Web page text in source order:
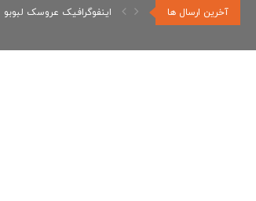
آخرین ارسال ها اینفوگرافیک رپر های فارسی